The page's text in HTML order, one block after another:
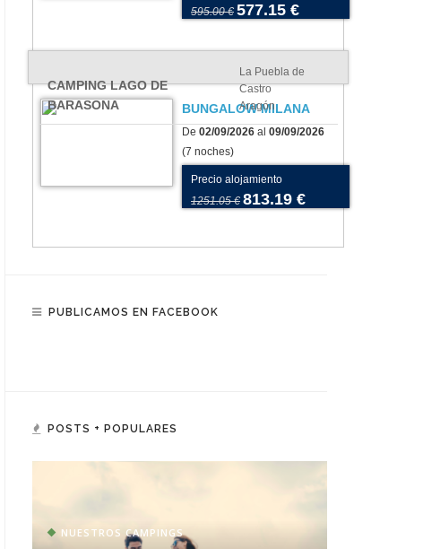
595.00 € 577.15 €
CAMPING LAGO DE
BARASONA
La Puebla de
Castro
Aragón
BUNGALOW MILANA
De 02/09/2026 al 09/09/2026
(7 noches)
Precio alojamiento
1251.05 € 813.19 €
PUBLICAMOS EN FACEBOOK
POSTS + POPULARES
NUESTROS CAMPINGS